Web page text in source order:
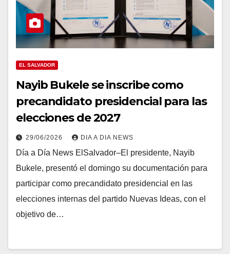
EL SALVADOR
Nayib Bukele se inscribe como
precandidato presidencial para las
elecciones de 2027
29/06/2026 DIA A DIA NEWS
Día a Día News ElSalvador–El presidente, Nayib
Bukele, presentó el domingo su documentación para
participar como precandidato presidencial en las
elecciones internas del partido Nuevas Ideas, con el
objetivo de…